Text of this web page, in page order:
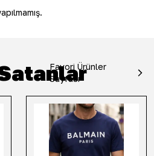
Favori Ürünler
Sayfası